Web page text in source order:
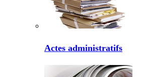
Actes administratifs